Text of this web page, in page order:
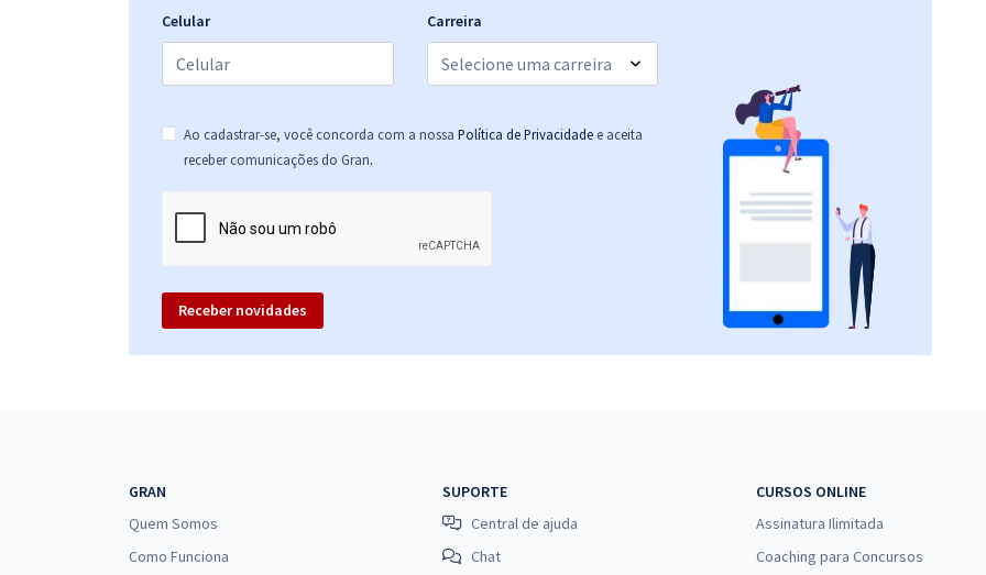
Celular Carreira
Ao cadastrar-se, você concorda com a nossa Política de Privacidade e aceita
receber comunicações do Gran.
Receber novidades
GRAN
Quem Somos
Como Funciona
SUPORTE
Central de ajuda
Chat
CURSOS ONLINE
Assinatura Ilimitada
Coaching para Concursos